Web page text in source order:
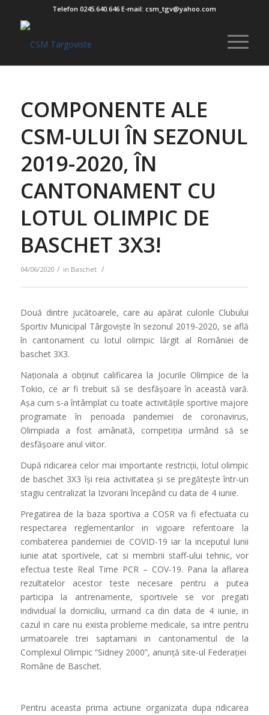
Telefon 0245.640.646 E-mail: csm_tgv@yahoo.com
COMPONENTE ALE
CSM-ULUI ÎN SEZONUL
2019-2020, ÎN
CANTONAMENT CU
LOTUL OLIMPIC DE
BASCHET 3X3!
04/06/2020 / in Baschet /
Două dintre jucătoarele, care au apărat culorile Clubului
Sportiv Municipal Târgoviște în sezonul 2019-2020, se află
în cantonament cu lotul olimpic lărgit al României de
baschet 3X3.
Naționala a obținut calificarea la Jocurile Olimpice de la
Tokio, ce ar fi trebuit să se desfășoare în această vară.
Așa cum s-a întâmplat cu toate activitățile sportive majore
programate în perioada pandemiei de coronavirus,
Olimpiada a fost amânată, competiția urmând să se
desfășoare anul viitor.
După ridicarea celor mai importante restricții, lotul olimpic
de baschet 3X3 își reia activitatea și se pregătește într-un
stagiu centralizat la Izvorani începând cu data de 4 iunie.
Pregatirea de la baza sportiva a COSR va fi efectuata cu
respectarea reglementarilor in vigoare referitoare la
combaterea pandemiei de COVID-19 iar la inceputul lunii
iunie atat sportivele, cat si membrii staff-ului tehnic, vor
efectua teste Real Time PCR – COV-19. Pana la aflarea
rezultatelor acestor teste necesare pentru a putea
participa la antrenamente, sportivele se vor pregati
individual la domiciliu, urmand ca din data de 4 iunie, in
cazul in care nu exista probleme medicale, sa intre pentru
urmatoarele trei saptamani in cantonamentul de la
Complexul Olimpic “Sidney 2000”, anunță site-ul Federației
Române de Baschet.
Pentru aceasta prima actiune organizata dupa ridicarea